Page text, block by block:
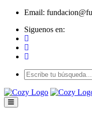
Email:
Siguenos en: